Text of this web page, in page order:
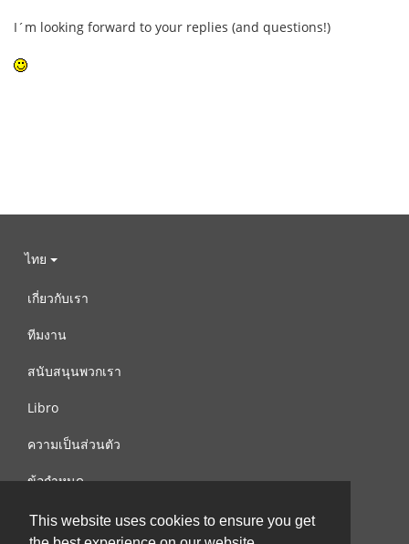
This website uses cookies to ensure you get
I´m looking forward to your replies (and questions!)
ไทย
เกี่ยวกับเรา
ทีมงาน
สนับสนุนพวกเรา
Libro
ความเป็นส่วนตัว
ข้อกำหนด
ติดต่อเรา